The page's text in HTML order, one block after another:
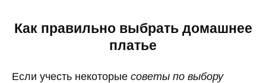
Как правильно выбрать домашнее
платье
Если учесть некоторые советы по выбору